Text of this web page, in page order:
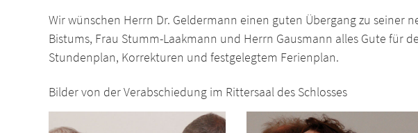
Wir wünschen Herrn Dr. Geldermann einen guten Übergang zu seiner
Bistums, Frau Stumm-Laakmann und Herrn Gausmann alles Gute für
Stundenplan, Korrekturen und festgelegtem Ferienplan.
Bilder von der Verabschiedung im Rittersaal des Schlosses